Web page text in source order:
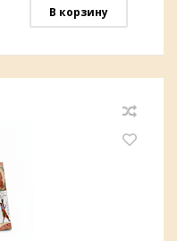
В корзину